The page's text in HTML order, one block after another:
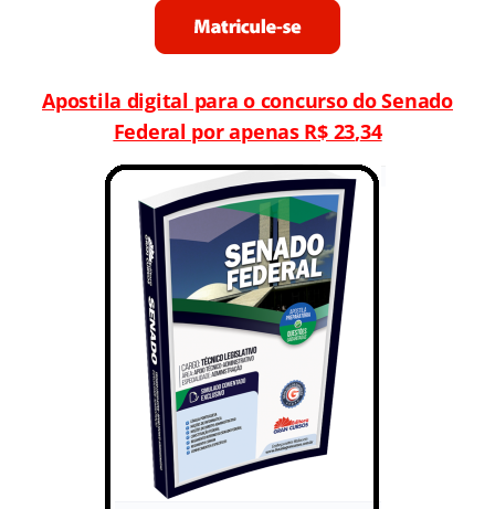
Apostila digital para o concurso do Senado
Federal por apenas R$ 23,34